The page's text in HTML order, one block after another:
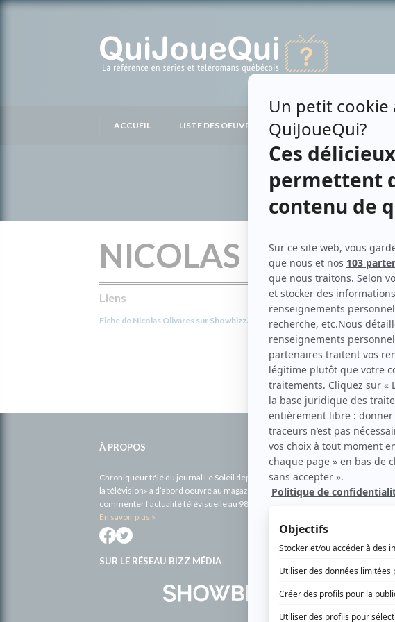
ACCUEIL LISTE DES OEUVRES LISTE DES PERSONNES
NICOLAS
Liens
Fiche de Nicolas Olivares sur Showbizz.net Faits
À PROPOS
Chroniqueur télé du journal Le Soleil depuis 2001, Richard Therrien carbure à
la télévision» a d’abord oeuvré au magazine TV Hebdo de 1996 à 2001. Sa
commenter l’actualité télévisuelle au 98,5.
En savoir plus »
SUR LE RÉSEAU BIZZ MÉDIA